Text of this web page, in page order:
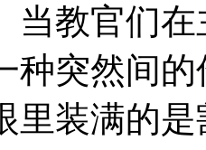
当教官们
种突然间
里装满的